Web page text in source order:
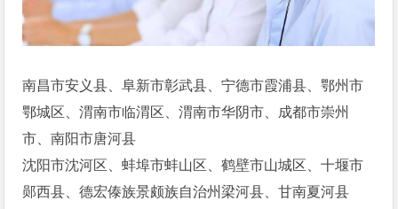
南昌市安义县、阜新市彰武县、宁德市霞浦县、鄂州市
鄂城区、渭南市临渭区、渭南市华阴市、成都市崇州
市、南阳市唐河县
沈阳市沈河区、蚌埠市蚌山区、鹤壁市山城区、十堰市
郧西县、德宏傣族景颇族自治州梁河县、甘南夏河县